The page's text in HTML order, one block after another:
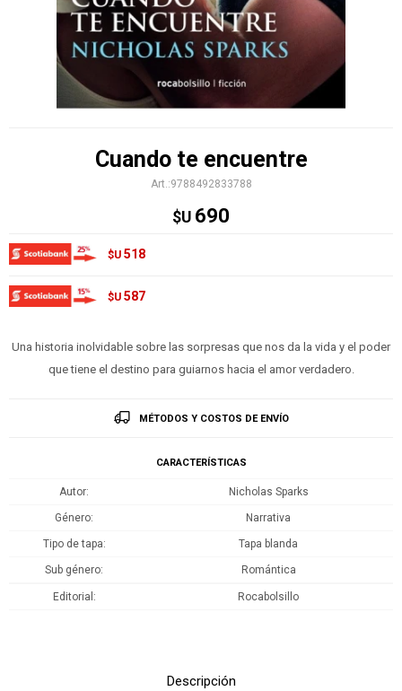
Cuando te encuentre
9788492833788
$U 690
$U 518
$U 587
Una historia inolvidable sobre las sorpresas que nos da la vida y el poder
que tiene el destino para guiarnos hacia el amor verdadero.
MÉTODOS Y COSTOS DE ENVÍO
CARACTERÍSTICAS
Autor Nicholas Sparks
Género Narrativa
Tipo de tapa Tapa blanda
Sub género Romántica
Editorial Rocabolsillo
Descripción